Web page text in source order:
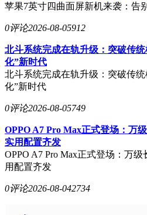
苹果7英寸四曲面屏新机来袭：告
0评论2026-08-05912
北斗系统完成在轨升级：突破传
化”新时代
北斗系统完成在轨升级：突破传
化”新时代
0评论2026-08-05749
OPPO A7 Pro Max正式登场：万
实用配置齐发
OPPO A7 Pro Max正式登场：万
用配置齐发
0评论2026-08-042734